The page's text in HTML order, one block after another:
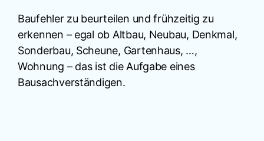
Baufehler zu beurteilen und frühzeitig zu
erkennen – egal ob Altbau, Neubau, Denkmal,
Sonderbau, Scheune, Gartenhaus, …,
Wohnung – das ist die Aufgabe eines
Bausachverständigen.